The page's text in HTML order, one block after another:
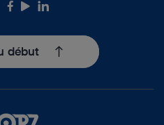
Facebook
YoutubeLinkedIn
début